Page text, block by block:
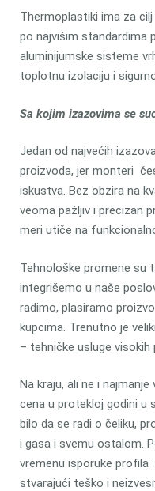
Thermoplastiki ima za
po najvišim standardima
aluminijumske sisteme
toplotnu izolaciju i
Sa kojim izazovima se
Jedan od najvećih
proizvoda, jer monteri
iskustva. Bez obzira na
veoma pažljiv i precizan
meri utiče na
Tehnološke promene su
integrišemo u naše
radimo, plasiramo
kupcima. Trenutno je
– tehničke usluge visokih
Na kraju, ali ne i
cena u protekloj godini u
bilo da se radi o čeliku,
i gasa i svemu ostalom.
vremenu isporuke profila
stvarajući teško i